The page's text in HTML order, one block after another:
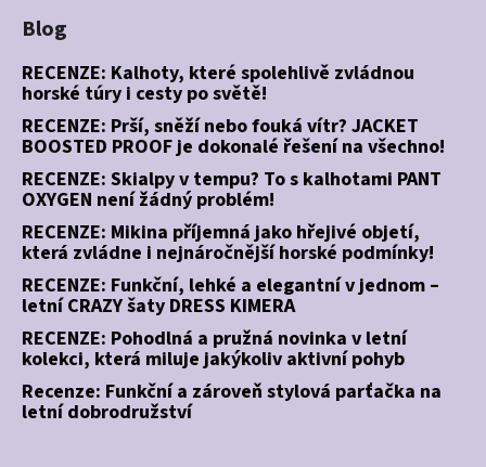
Blog
RECENZE: Kalhoty, které spolehlivě zvládnou
horské túry i cesty po světě!
RECENZE: Prší, sněží nebo fouká vítr? JACKET
BOOSTED PROOF je dokonalé řešení na všechno!
RECENZE: Skialpy v tempu? To s kalhotami PANT
OXYGEN není žádný problém!
RECENZE: Mikina příjemná jako hřejivé objetí,
která zvládne i nejnáročnější horské podmínky!
RECENZE: Funkční, lehké a elegantní v jednom –
letní CRAZY šaty DRESS KIMERA
RECENZE: Pohodlná a pružná novinka v letní
kolekci, která miluje jakýkoliv aktivní pohyb
Recenze: Funkční a zároveň stylová parťačka na
letní dobrodružství